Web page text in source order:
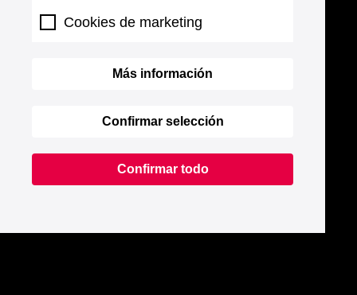
Cookies de marketing
Más información
Confirmar selección
Confirmar todo